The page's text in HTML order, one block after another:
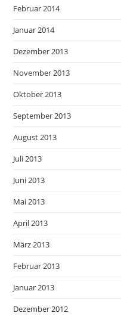
Februar 2014
Januar 2014
Dezember 2013
November 2013
Oktober 2013
September 2013
August 2013
Juli 2013
Juni 2013
Mai 2013
April 2013
März 2013
Februar 2013
Januar 2013
Dezember 2012